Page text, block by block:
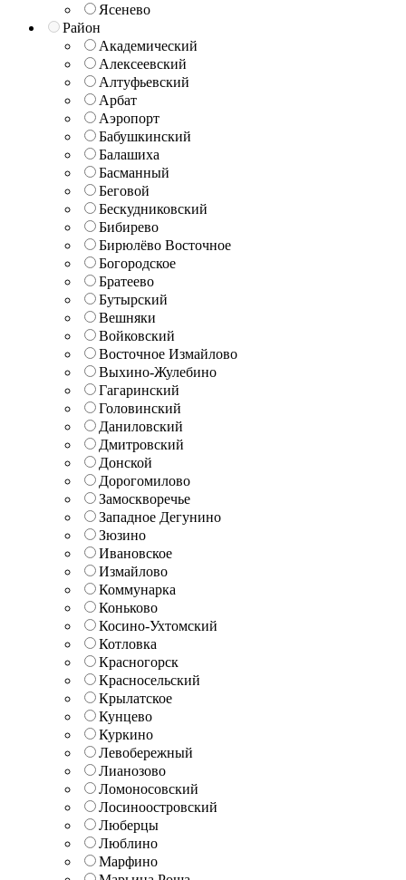
Ясенево
Район
Академический
Алексеевский
Алтуфьевский
Арбат
Аэропорт
Бабушкинский
Балашиха
Басманный
Беговой
Бескудниковский
Бибирево
Бирюлёво Восточное
Богородское
Братеево
Бутырский
Вешняки
Войковский
Восточное Измайлово
Выхино-Жулебино
Гагаринский
Головинский
Даниловский
Дмитровский
Донской
Дорогомилово
Замоскворечье
Западное Дегунино
Зюзино
Ивановское
Измайлово
Коммунарка
Коньково
Косино-Ухтомский
Котловка
Красногорск
Красносельский
Крылатское
Кунцево
Куркино
Левобережный
Лианозово
Ломоносовский
Лосиноостровский
Люберцы
Люблино
Марфино